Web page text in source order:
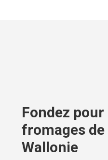
Fondez
fromages de
Wallonie